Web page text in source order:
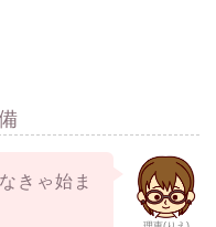
きゃ始ま